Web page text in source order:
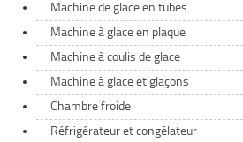
Machine de glace en tubes
Machine à glace en plaque
Machine à coulis de glace
Machine à glace et glaçons
Chambre froide
Réfrigérateur et congélateur